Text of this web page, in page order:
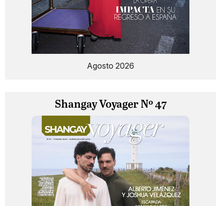
Agosto 2026
Shangay Voyager Nº 47